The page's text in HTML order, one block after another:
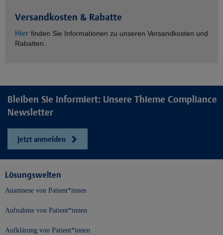
Versandkosten & Rabatte
Hier finden Sie Informationen zu unseren Versandkosten und
Rabatten.
Bleiben Sie informiert: Unsere Thieme Compliance
Newsletter
Jetzt anmelden
Lösungswelten
Anamnese von Patient*innen
Aufnahme von Patient*innen
Aufklärung von Patient*innen